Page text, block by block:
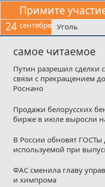
Примите
24 сентября Уголь
самое читаемое
Путин разрешил сделки
связи с прекращением
Роснано
Продажи белорусских
бирже в июле выросли
В России обновят
используемой при
ФАС сменила главу
и химпрома